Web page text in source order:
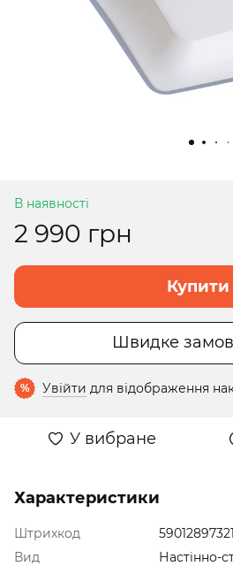
В наявності
2 990 грн
Купити
Швидке
% Увійти для відображення
У вибране
Характеристики
Штрихкод
Вид
Настінно-